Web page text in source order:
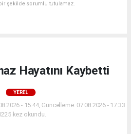
şekilde sorumlu tutulamaz.
Hayatını Kaybetti
YEREL
- 15:44, Güncelleme: 07.08.2026 - 17:33
kez okundu.